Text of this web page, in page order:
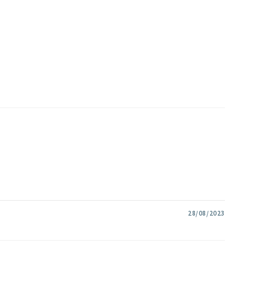
28/08/2023